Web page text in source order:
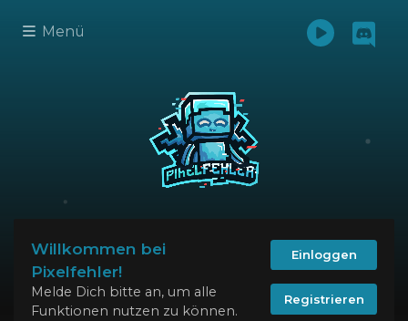
Menü
Willkommen bei
Pixelfehler!
Melde Dich bitte an, um alle
Funktionen nutzen zu können.
Einloggen
Registrieren